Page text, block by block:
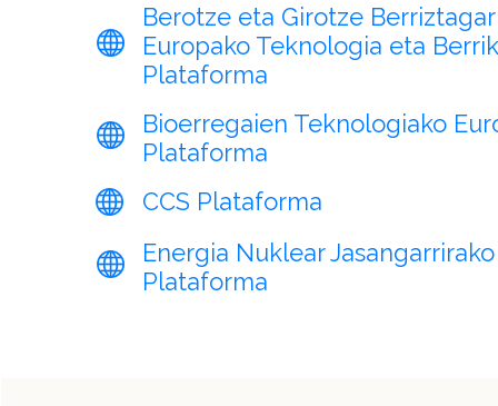
Berotze eta Girotze
Europako Teknologia eta
Plataforma
Bioerregaien Teknologiako
Plataforma
CCS Plataforma
Energia Nuklear Jasangarrirako
Plataforma